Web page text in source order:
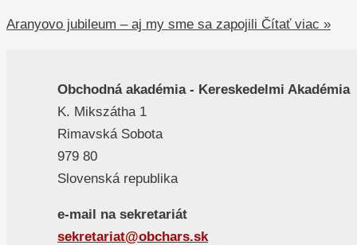
Aranyovo jubileum – aj my sme sa zapojili Čítať viac »
Obchodná akadémia - Kereskedelmi Akadémia
K. Mikszátha 1
Rimavská Sobota
979 80
Slovenská republika
e-mail na sekretariát
sekretariat@obchars.sk